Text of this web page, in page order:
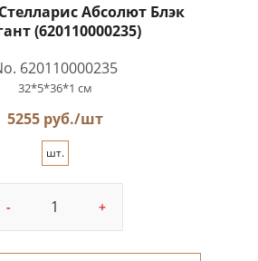
Абсолют Блэк
(620110000235)
620110000235
32*5*36*1 см
5255 руб./шт
шт.
- +